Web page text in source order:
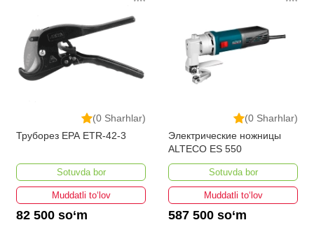
(0 Sharhlar)
Труборез EPA ETR-42-3
Sotuvda bor
Muddatli to‘lov
82 500 so‘m
(0 Sharhlar)
Электрические ножницы
ALTECO ES 550
Sotuvda bor
Muddatli to‘lov
587 500 so‘m